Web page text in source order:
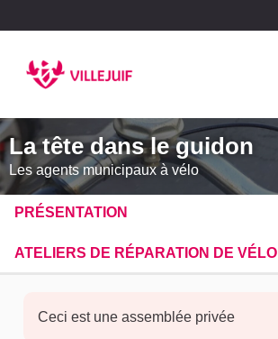
La tête dans le guidon
Les agents municipaux à vélo
PRÉSENTATION
ATELIERS DE RÉPARATION DE VÉLO
Ceci est une assemblée privée